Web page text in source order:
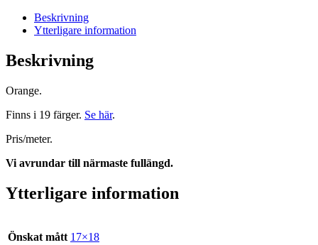
Beskrivning
Ytterligare information
Beskrivning
Orange.
Finns i 19 färger. Se här.
Pris/meter.
Vi avrundar till närmaste fullängd.
Ytterligare information
Önskat mått 17×18